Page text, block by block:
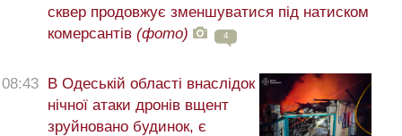
сквер продовжує зменшуватися під натиском
комерсантів (фото) 4
08:43 В Одеській області внаслідок
нічної атаки дронів вщент
зруйновано будинок, є